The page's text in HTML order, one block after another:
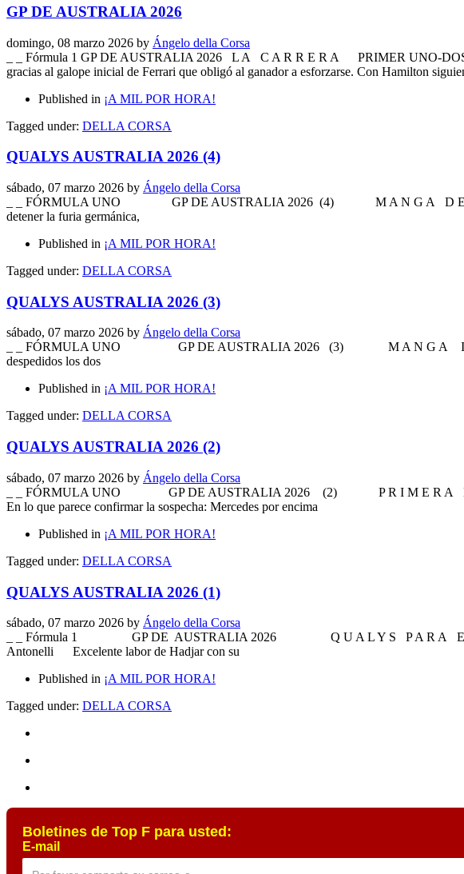
GP DE AUSTRALIA 2026
domingo, 08 marzo 2026 by Ángelo della Corsa
_ _ Fórmula 1 GP DE AUSTRALIA 2026 L A C A R R E R A
gracias al galope inicial de Ferrari que obligó al ganador a esforzarse. Con Hamilton
Published in ¡A MIL POR HORA!
Tagged under: DELLA CORSA
QUALYS AUSTRALIA 2026 (4)
sábado, 07 marzo 2026 by Ángelo della Corsa
_ _ FÓRMULA UNO GP DE AUSTRALIA 2026 (4) M A N G A D E L F I N
detener la furia germánica,
Published in ¡A MIL POR HORA!
Tagged under: DELLA CORSA
QUALYS AUSTRALIA 2026 (3)
sábado, 07 marzo 2026 by Ángelo della Corsa
_ _ FÓRMULA UNO GP DE AUSTRALIA 2026 (3) M A N G A I N T E
despedidos los dos
Published in ¡A MIL POR HORA!
Tagged under: DELLA CORSA
QUALYS AUSTRALIA 2026 (2)
sábado, 07 marzo 2026 by Ángelo della Corsa
_ _ FÓRMULA UNO GP DE AUSTRALIA 2026 (2) P R I M E R A M
En lo que parece confirmar la sospecha: Mercedes por encima
Published in ¡A MIL POR HORA!
Tagged under: DELLA CORSA
QUALYS AUSTRALIA 2026 (1)
sábado, 07 marzo 2026 by Ángelo della Corsa
_ _ Fórmula 1 GP DE AUSTRALIA 2026 Q U A L Y S P A R A
Antonelli Excelente labor de Hadjar con su
Published in ¡A MIL POR HORA!
Tagged under: DELLA CORSA
Boletines de Top F para usted:
E-mail